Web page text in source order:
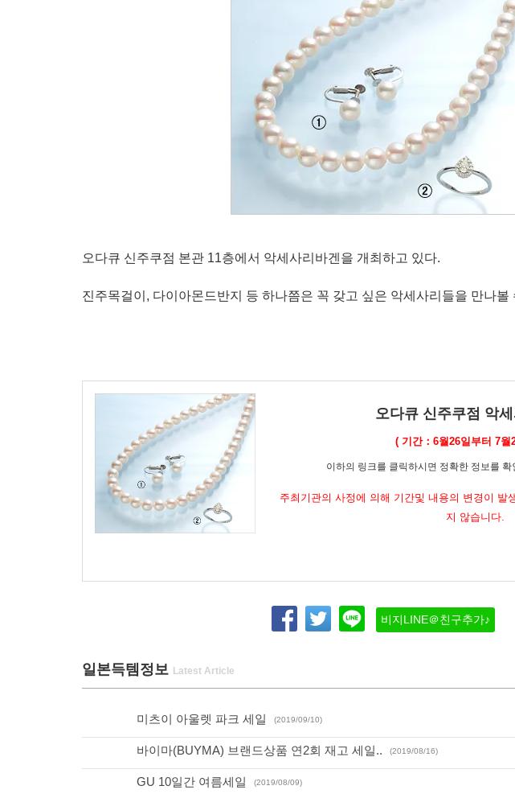
오다큐 신주쿠점 본관 11층에서 악세사리바겐을 개최하고 있다.
진주목걸이, 다이아몬드반지 등 하나쯤은 꼭 갖고 싶은 악세사리들을 만나볼
오다큐 신주쿠점 악
( 기간：6월26일부터 7월
이하의 링크를 클릭하시면 정확한 정보를
주최기관의 사정에 의해 기간및 내용의 변경이 발
지 않습니다.
비지LINE＠친구추가♪
일본득템정보
미츠이 아울렛 파크 세일 (2019/09/10)
바이마(BUYMA) 브랜드상품 연2회 재고 세일.. (2019/08/16)
GU 10일간 여름세일 (2019/08/09)